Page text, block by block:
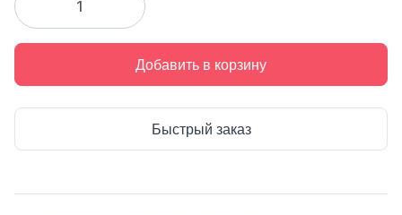
Добавить в корзину
Быстрый заказ